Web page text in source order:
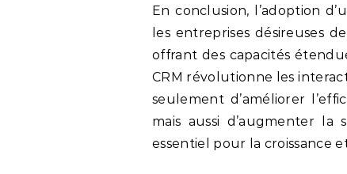
En conclusion, l’adoption
les entreprises désireuses
offrant des capacités
CRM révolutionne les
seulement d’améliorer
mais aussi d’augmenter
essentiel pour la croissance